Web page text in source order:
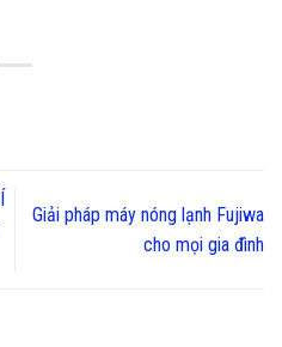
Giải pháp máy nóng lạnh Fujiwa
cho mọi gia đình